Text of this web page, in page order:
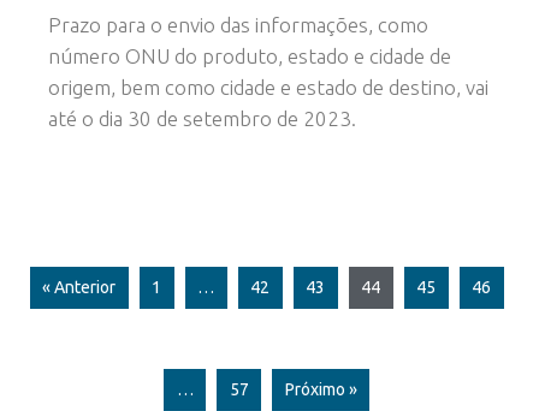
Prazo para o envio das informações, como
número ONU do produto, estado e cidade de
origem, bem como cidade e estado de destino, vai
até o dia 30 de setembro de 2023.
« Anterior 1 … 42 43 44 45 46
… 57 Próximo »